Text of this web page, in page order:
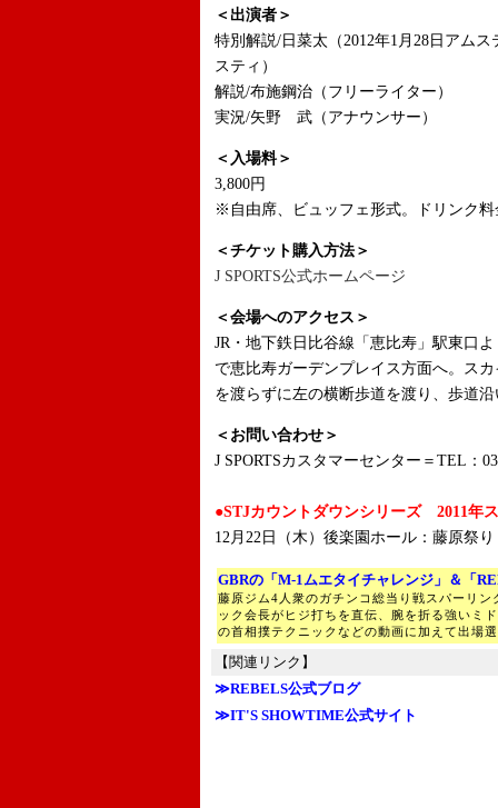
＜出演者＞
特別解説/日菜太（2012年1月28日アム
スティ）
解説/布施鋼治（フリーライター）
実況/矢野 武（アナウンサー）
＜入場料＞
3,800円
※自由席、ビュッフェ形式。ドリンク料
＜チケット購入方法＞
J SPORTS公式ホームページ
＜会場へのアクセス＞
JR・地下鉄日比谷線「恵比寿」駅東口
で恵比寿ガーデンプレイス方面へ。ス
を渡らずに左の横断歩道を渡り、歩道
＜お問い合わせ＞
J SPORTSカスタマーセンター＝TEL：
●STJカウントダウンシリーズ 2011年
12月22日（木）後楽園ホール：藤原祭
GBRの「M-1ムエタイチャレンジ」＆「
藤原ジム4人衆のガチンコ総当り戦スパーリ
ック会長がヒジ打ちを直伝、腕を折る強いミ
の首相撲テクニックなどの動画に加えて出場
【関連リンク】
≫REBELS公式ブログ
≫IT'S SHOWTIME公式サイト